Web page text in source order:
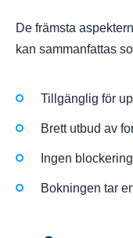
De främsta
kan sammanfattas
Tillgänglig för
Brett utbud av
Ingen
Bokningen tar